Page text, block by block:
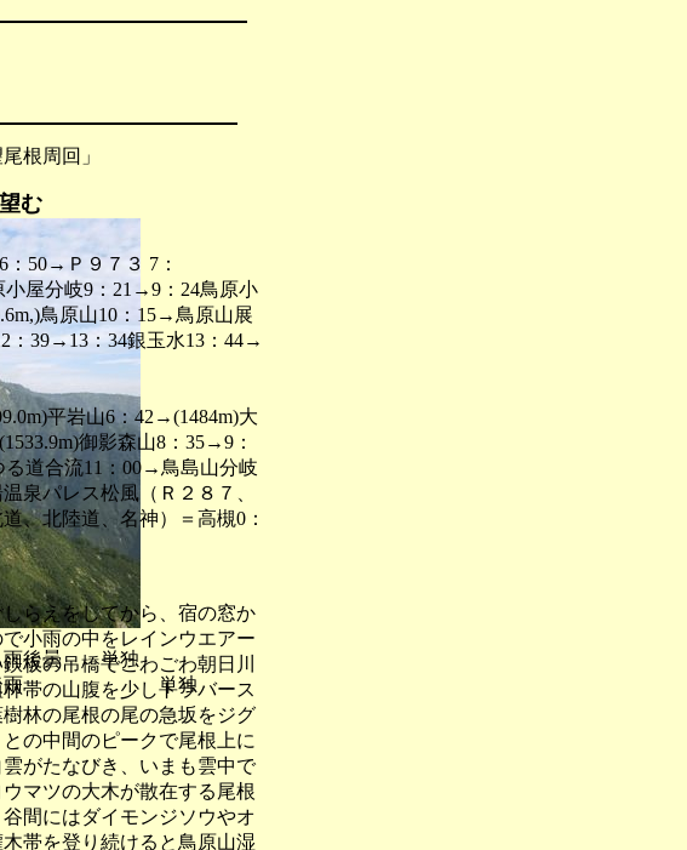
根周回」
む
雨後曇 単独
後雨 単独
50→Ｐ９７３ 7：
屋分岐9：21→9：24鳥原小
鳥原山10：15→鳥原山展
：39→13：34銀玉水13：44→
平岩山6：42→(1484m)大
御影森山8：35→9：
道合流11：00→鳥島山分岐
泉パレス松風（Ｒ２８７、
、北陸道、名神）＝高槻0：
らえをしてから、宿の窓か
小雨の中をレインウエアー
板の吊橋でこわごわ朝日川
帯の山腹を少しトラバース
林の尾根の尾の急坂をジグ
の中間のピークで尾根上に
がたなびき、いまも雲中で
マツの大木が散在する尾根
間にはダイモンジソウやオ
帯を登り続けると鳥原山湿